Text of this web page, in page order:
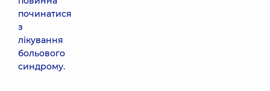
починатися
з
лікування
больового
синдрому.